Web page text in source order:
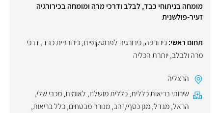
מומחה בניתוחי כבד, לבלב ודרכי מרה ומומחה בכירורגיה
זעיר-פולשנית
תחום ראשי:כירורגיה,כירורגיה לפרוסקופית,כירורגיית כבד, דרכי
מרה ולבלב,יותרת הכליה
הרצליה
שירותי בריאות כללית,כללית מושלם, לאומית,מכבי שלי,
הראל,מגדל,מגן כסף/זהב,מנורה מבטחים,כלל בריאות,